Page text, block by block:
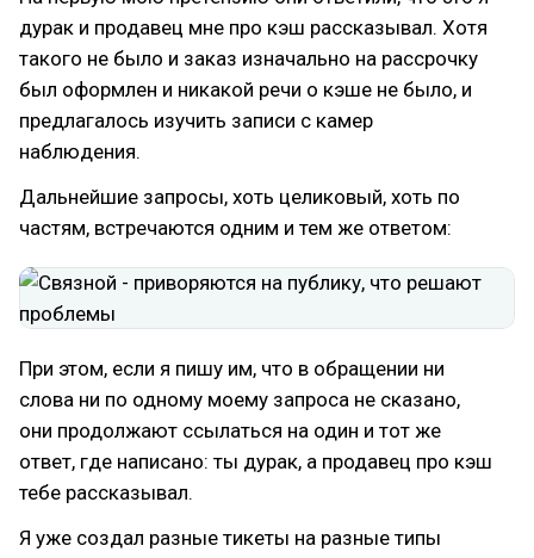
дурак и продавец мне про кэш рассказывал. Хотя
такого не было и заказ изначально на рассрочку
был оформлен и никакой речи о кэше не было, и
предлагалось изучить записи с камер
наблюдения.
Дальнейшие запросы, хоть целиковый, хоть по
частям, встречаются одним и тем же ответом:
При этом, если я пишу им, что в обращении ни
слова ни по одному моему запроса не сказано,
они продолжают ссылаться на один и тот же
ответ, где написано: ты дурак, а продавец про кэш
тебе рассказывал.
Я уже создал разные тикеты на разные типы